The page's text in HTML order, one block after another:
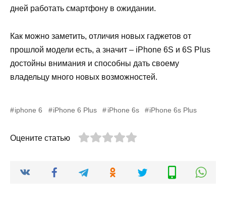
дней работать смартфону в ожидании.
Как можно заметить, отличия новых гаджетов от
прошлой модели есть, а значит – iPhone 6S и 6S Plus
достойны внимания и способны дать своему
владельцу много новых возможностей.
iphone 6 iPhone 6 Plus iPhone 6s iPhone 6s Plus
Оцените статью